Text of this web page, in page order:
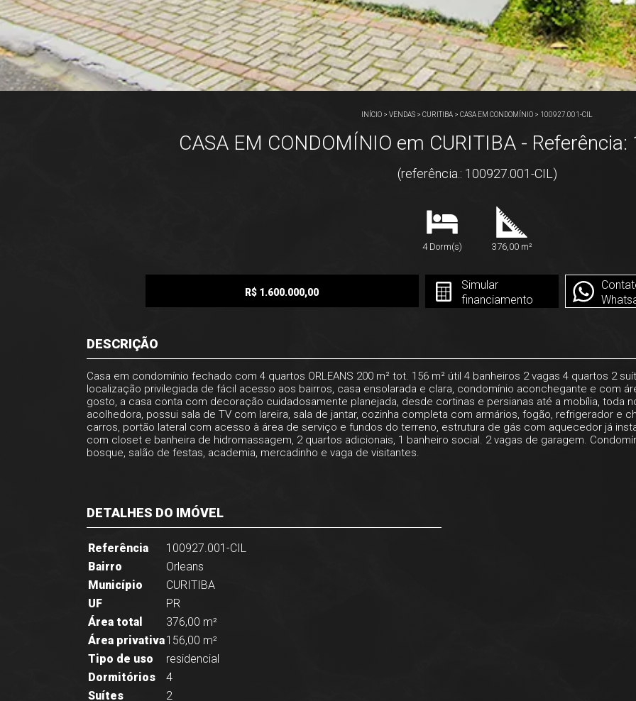
INÍCIO > VENDAS > CURITIBA > CASA EM CONDOMÍNIO > 100927.001-CIL
CASA EM CONDOMÍNIO em CURITIBA -
(referência.: 100927.001-CIL)
4 Dorm(s) 376,00 m²
R$ 1.600.000,00
Simular
financiamento
DESCRIÇÃO
Casa em condomínio fechado com 4 quartos ORLEANS 200 m² tot. 156 m² útil 4 banheiros 2 vagas 4 quartos 2
localização privilegiada de fácil acesso aos bairros, casa ensolarada e clara, condomínio aconchegante e com
gosto, a casa conta com decoração cuidadosamente planejada, desde cortinas e persianas até a mobília, toda
acolhedora, possui sala de TV com lareira, sala de jantar, cozinha completa com armários, fogão, refrigerador e
carros, portão lateral com acesso à área de serviço e fundos do terreno, estrutura de gás com aquecedor já
com closet e banheira de hidromassagem, 2 quartos adicionais, 1 banheiro social. 2 vagas de garagem.
bosque, salão de festas, academia, mercadinho e vaga de visitantes.
DETALHES DO IMÓVEL
Referência
100927.001-CIL
Bairro
Orleans
Município
CURITIBA
UF
PR
Área total
376,00 m²
Área privativa156,00 m²
Tipo de uso
residencial
Dormitórios
4
Suítes
2